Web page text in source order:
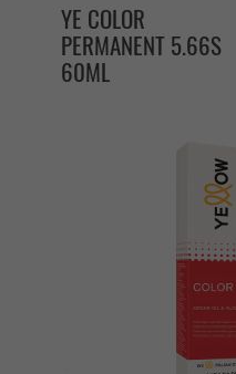
YE COLOR
PERMANENT 5.66S
60ML